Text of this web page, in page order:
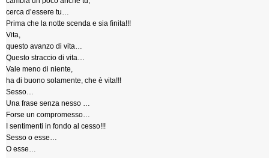
cerca d’essere tu…
Prima che la notte scenda e sia finita!!!
Vita,
questo avanzo di vita…
Questo straccio di vita…
Vale meno di niente,
ha di buono solamente, che è vita!!!
Sesso…
Una frase senza nesso …
Forse un compromesso…
I sentimenti in fondo al cesso!!!
Sesso o esse…
O esse…